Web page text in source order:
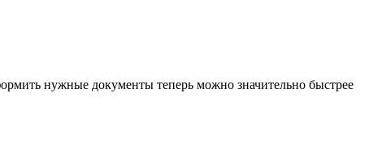
нужные документы теперь можно значительно быстрее